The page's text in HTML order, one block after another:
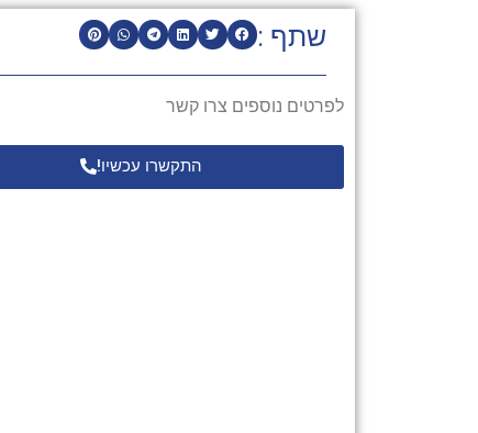
שתף :
לפרטים נוספים צרו קשר
התקשרו עכשיו!